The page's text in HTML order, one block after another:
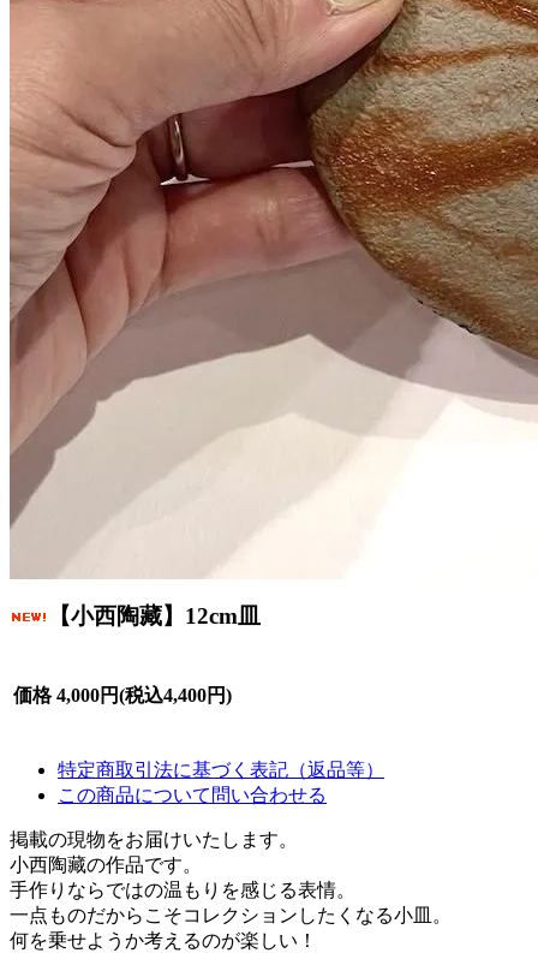
【小西陶藏】12cm皿
価格 4,000円(税込4,400円)
特定商取引法に基づく表記（返品等）
この商品について問い合わせる
掲載の現物をお届けいたします。
小西陶藏の作品です。
手作りならではの温もりを感じる表情。
一点ものだからこそコレクションしたくなる小皿。
何を乗せようか考えるのが楽しい！